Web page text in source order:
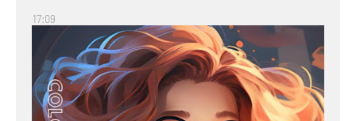
17:09